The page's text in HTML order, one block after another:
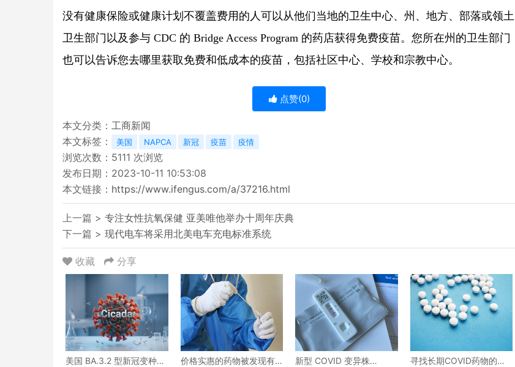
没有健康保险或健康计划不覆盖费用的人可以从他们当地的卫生中心、州、地方、部落或领土
卫生部门以及参与 CDC 的 Bridge Access Program 的药店获得免费疫苗。您所在州的卫生部门
也可以告诉您去哪里获取免费和低成本的疫苗，包括社区中心、学校和宗教中心。
点赞(0)
本文分类： 工商新闻
本文标签：
美国 NAPCA 新冠 疫苗 疫情
浏览次数： 5111 次浏览
发布日期：2023-10-11 10:53:08
本文链接： https://www.ifengus.com/a/37216.html
上一篇 > 专注女性抗氧保健 亚美唯他举办十周年庆典
下一篇 > 现代电车将采用北美电车充电标准系统
收藏 分享
美国 BA.3.2 型新冠变种病
价格实惠的药物被发现有
新型 COVID 变异株
寻找长期COVID药物的复